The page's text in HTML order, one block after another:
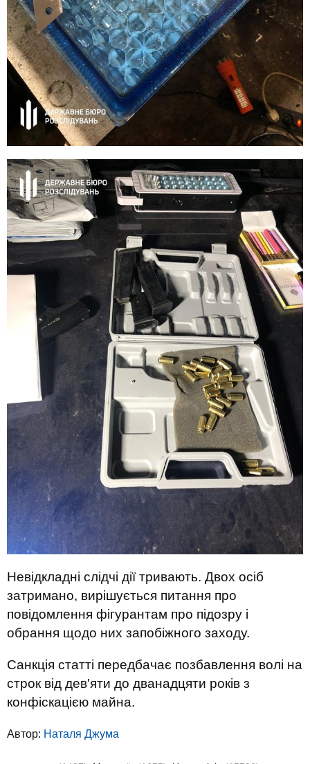
Невідкладні слідчі дії тривають. Двох осіб
затримано, вирішується питання про
повідомлення фігурантам про підозру і
обрання щодо них запобіжного заходу.
Санкція статті передбачає позбавлення волі на
строк від дев'яти до дванадцяти років з
конфіскацією майна.
Автор: Наталя Джума